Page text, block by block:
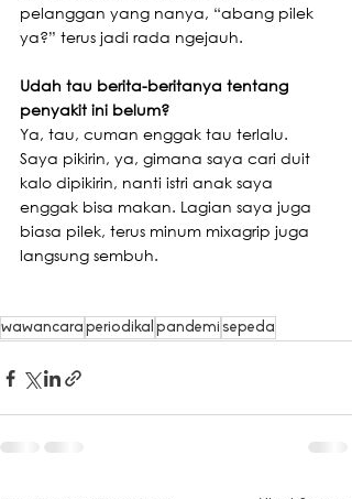
pelanggan yang nanya, “abang pilek
ya?” terus jadi rada ngejauh.
Udah tau berita-beritanya tentang
penyakit ini belum?
Ya, tau, cuman enggak tau terlalu.
Saya pikirin, ya, gimana saya cari duit
kalo dipikirin, nanti istri anak saya
enggak bisa makan. Lagian saya juga
biasa pilek, terus minum mixagrip juga
langsung sembuh.
wawancara periodikal pandemi sepeda